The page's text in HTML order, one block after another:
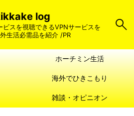
log
ビスを視聴できるVPNサービスを
生活必需品を紹介 /PR
ホーチミン生活
海外でひきこもり
雑談・オピニオン